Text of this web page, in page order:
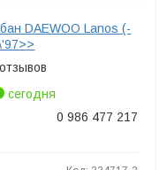
DAEWOO Lanos (-
сегодня
0 986 477 217